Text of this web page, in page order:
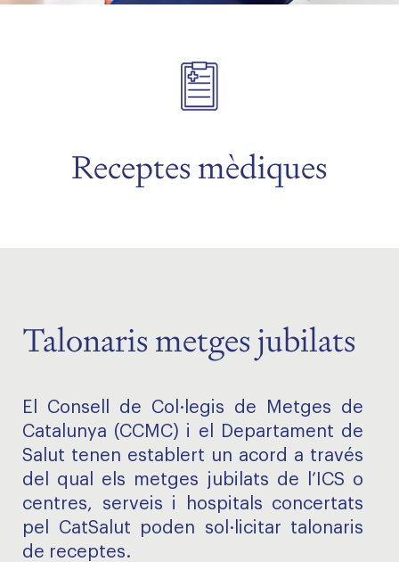
Receptes mèdiques
Talonaris metges jubilats
El Consell de Col·legis de Metges de
Catalunya (CCMC) i el Departament de
Salut tenen establert un acord a través
del qual els metges jubilats de l’ICS o
centres, serveis i hospitals concertats
pel CatSalut poden sol·licitar talonaris
de receptes.